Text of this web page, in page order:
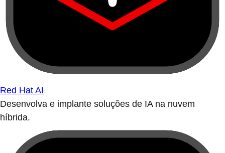
Red Hat AI
Desenvolva e implante soluções de IA na nuvem
híbrida.